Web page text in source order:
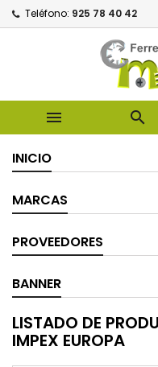
Teléfono: 925 78 40 42
 
INICIO
MARCAS
PROVEEDORES
BANNER
LISTADO DE
IMPEX EUROPA